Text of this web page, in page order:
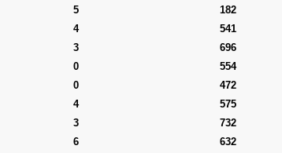
5 182
4 541
3 696
0 554
0 472
4 575
3 732
6 632